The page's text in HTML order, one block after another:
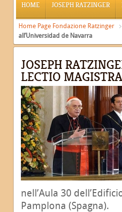
HOME JOSEPH RATZINGER
Home Page Fondazione Ratzinger
all’Universidad de Navarra
JOSEPH
LECTIO
nell’Aula 30
Pamplona (Spagna).